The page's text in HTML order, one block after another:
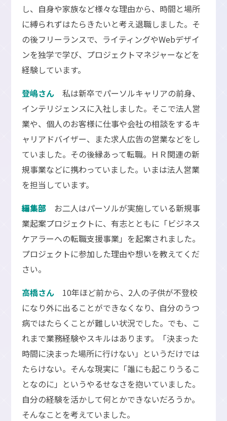
し、自身や家族など様々な理由から、時間と場所
に縛られずはたらきたいと考え退職しました。そ
の後フリーランスで、ライティングやWebデザイ
ンを独学で学び、プロジェクトマネジャーなどを
経験しています。
登嶋さん
私は新卒でパーソルキャリアの前身、
インテリジェンスに入社しました。そこで法人営
業や、個人のお客様に仕事や会社の相談をするキ
ャリアドバイザー、また求人広告の営業などをし
ていました。その後縁あって転職。ＨＲ関連の新
規事業などに携わっていました。いまは法人営業
を担当しています。
編集部お二人はパーソルが実施している新規事
業起案プロジェクトに、有志とともに「ビジネス
ケアラーへの転職支援事業」を起案されました。
プロジェクトに参加した理由や想いを教えてくだ
さい。
高橋さん10年ほど前から、2人の子供が不登校
になり外に出ることができなくなり、自分のうつ
病ではたらくことが難しい状況でした。でも、こ
れまで業務経験やスキルはあります。「決まった
時間に決まった場所に行けない」というだけでは
たらけない。そんな現実に「誰にも起こりうるこ
となのに」というやるせなさを抱いていました。
自分の経験を活かして何とかできないだろうか。
そんなことを考えていました。